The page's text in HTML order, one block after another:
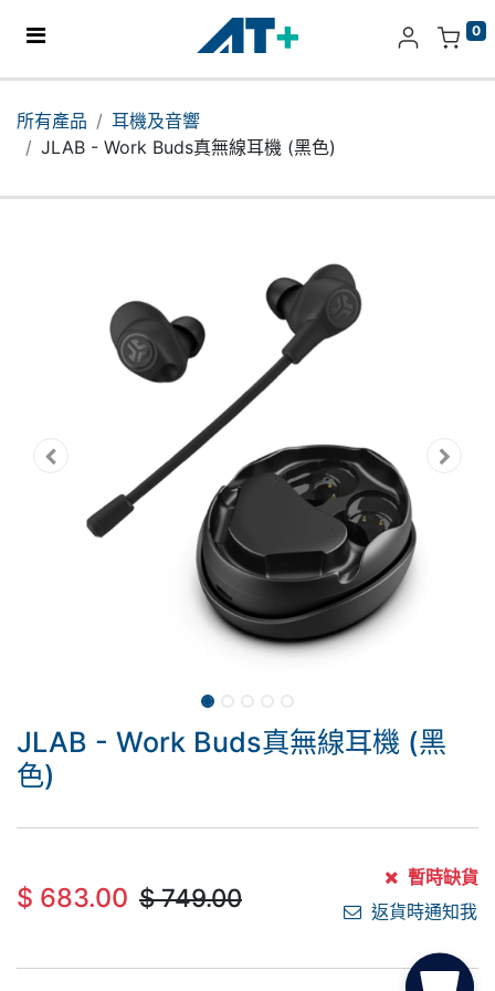
0
產品
所有產品
耳機及音響
JLAB - Work Buds真無線耳機 (黑色)
JLAB - Work Buds真無線耳機 (黑
色)
$ 683.00 $749.00
暫時缺貨
返貨時通知我